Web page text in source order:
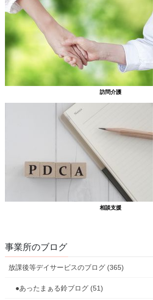
自分の好きな形の瓶に丁寧に入れていきます。
こぼさないように集中して、ゆっくり・・・
訪問介護
相談支援
事業所のブログ
放課後等デイサービスのブログ (365)
●あったまぁる鈴ブログ (51)